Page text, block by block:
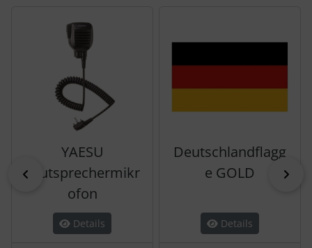
zurück
YAESU
Lautsprechermikr
ofon
Details
Deutschlandflagg
e GOLD
Details